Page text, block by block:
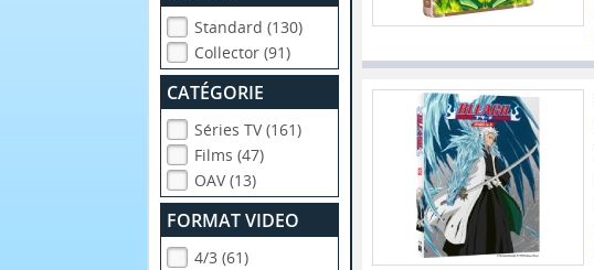
Standard (130)
Collector (91)
CATÉGORIE
Séries TV (161)
Films (47)
OAV (13)
FORMAT VIDEO
4/3 (61)